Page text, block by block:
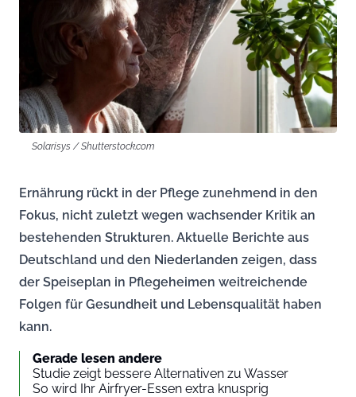
Solarisys / Shutterstock.com
Ernährung rückt in der Pflege zunehmend in den
Fokus, nicht zuletzt wegen wachsender Kritik an
bestehenden Strukturen. Aktuelle Berichte aus
Deutschland und den Niederlanden zeigen, dass
der Speiseplan in Pflegeheimen weitreichende
Folgen für Gesundheit und Lebensqualität haben
kann.
Gerade lesen andere
Studie zeigt bessere Alternativen zu Wasser
So wird Ihr Airfryer-Essen extra knusprig